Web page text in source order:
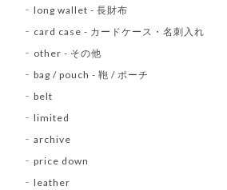
long wallet - 長財布
card case - カードケース・名刺入れ
other - その他
bag / pouch - 鞄 / ポーチ
belt
limited
archive
price down
leather